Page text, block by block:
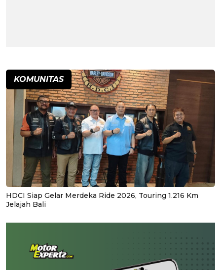
KOMUNITAS
HDCI Siap Gelar Merdeka Ride 2026, Touring 1.216 Km
Jelajah Bali